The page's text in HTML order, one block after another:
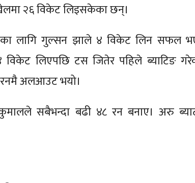
२६ विकेट लिइसकेका छन्।
लागि गुल्सन झाले ४ विकेट लिन सफल
लिएपछि टस जितेर पहिले ब्याटिङ
अलआउट भयो।
सबैभन्दा बढी ४८ रन बनाए। अरु